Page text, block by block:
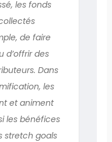
les fonds
de faire
d’offrir des
Dans
les
et animent
les bénéfices
stretch goals